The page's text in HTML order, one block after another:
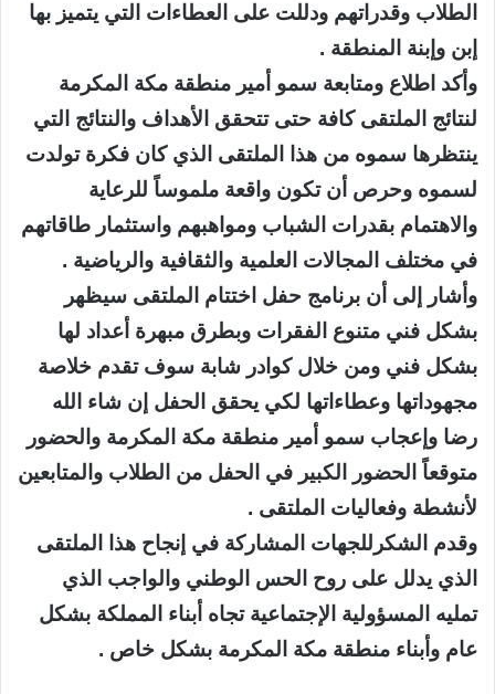
الطلاب وقدراتهم ودللت على العطاءات التي يتميز بها
إبن وإبنة المنطقة .
وأكد اطلاع ومتابعة سمو أمير منطقة مكة المكرمة
لنتائج الملتقى كافة حتى تتحقق الأهداف والنتائج التي
ينتظرها سموه من هذا الملتقى الذي كان فكرة تولدت
لسموه وحرص أن تكون واقعة ملموساً للرعاية
والاهتمام بقدرات الشباب ومواهبهم واستثمار طاقاتهم
في مختلف المجالات العلمية والثقافية والرياضية .
وأشار إلى أن برنامج حفل اختتام الملتقى سيظهر
بشكل فني متنوع الفقرات وبطرق مبهرة أعداد لها
بشكل فني ومن خلال كوادر شابة سوف تقدم خلاصة
مجهوداتها وعطاءاتها لكي يحقق الحفل إن شاء الله
رضا وإعجاب سمو أمير منطقة مكة المكرمة والحضور
متوقعاً الحضور الكبير في الحفل من الطلاب والمتابعين
لأنشطة وفعاليات الملتقى .
وقدم الشكرللجهات المشاركة في إنجاح هذا الملتقى
الذي يدلل على روح الحس الوطني والواجب الذي
تمليه المسؤولية الإجتماعية تجاه أبناء المملكة بشكل
عام وأبناء منطقة مكة المكرمة بشكل خاص .